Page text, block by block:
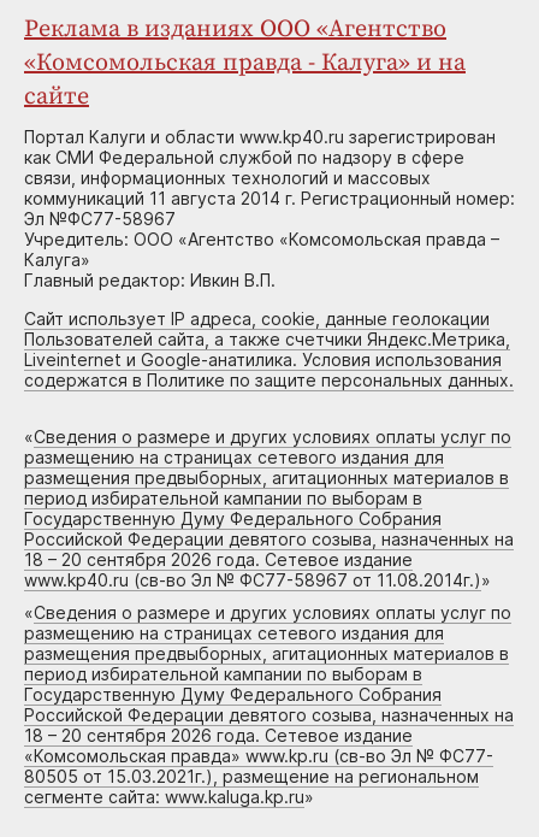
Реклама в изданиях ООО «Агентство
«Комсомольская правда - Калуга» и на
сайте
Портал Калуги и области www.kp40.ru зарегистрирован
как СМИ Федеральной службой по надзору в сфере
связи, информационных технологий и массовых
коммуникаций 11 августа 2014 г. Регистрационный номер:
Эл №ФС77-58967
Учредитель: ООО «Агентство «Комсомольская правда –
Калуга»
Главный редактор: Ивкин В.П.
Сайт использует IP адреса, cookie, данные геолокации
Пользователей сайта, а также счетчики Яндекс.Метрика,
Liveinternet и Google-анатилика. Условия использования
содержатся в Политике по защите персональных данных.
«Сведения о размере и других условиях оплаты услуг по
размещению на страницах сетевого издания для
размещения предвыборных, агитационных материалов в
период избирательной кампании по выборам в
Государственную Думу Федерального Собрания
Российской Федерации девятого созыва, назначенных на
18 – 20 сентября 2026 года. Сетевое издание
www.kp40.ru (св-во Эл № ФС77-58967 от 11.08.2014г.)»
«Сведения о размере и других условиях оплаты услуг по
размещению на страницах сетевого издания для
размещения предвыборных, агитационных материалов в
период избирательной кампании по выборам в
Государственную Думу Федерального Собрания
Российской Федерации девятого созыва, назначенных на
18 – 20 сентября 2026 года. Сетевое издание
«Комсомольская правда» www.kp.ru (св-во Эл № ФС77-
80505 от 15.03.2021г.), размещение на региональном
сегменте сайта: www.kaluga.kp.ru»